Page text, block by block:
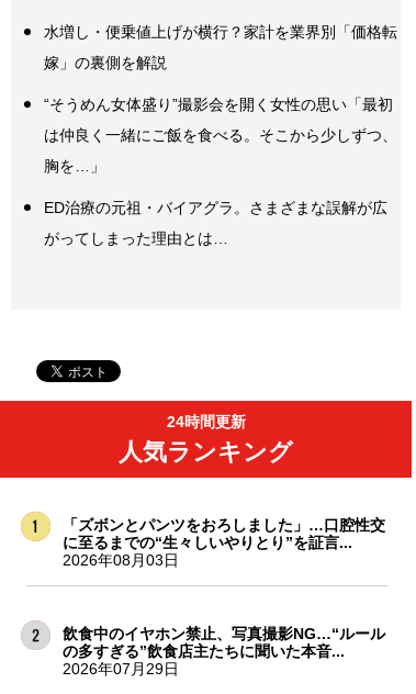
水増し・便乗値上げが横行？家計を業界別「価格転
嫁」の裏側を解説
“そうめん女体盛り”撮影会を開く女性の思い「最初
は仲良く一緒にご飯を食べる。そこから少しずつ、
胸を…」
ED治療の元祖・バイアグラ。さまざまな誤解が広
がってしまった理由とは…
24時間更新
人気ランキング
「ズボンとパンツをおろしました」…口腔性交
に至るまでの“生々しいやりとり”を証言...
2026年08月03日
飲食中のイヤホン禁止、写真撮影NG…“ルール
の多すぎる”飲食店主たちに聞いた本音...
2026年07月29日